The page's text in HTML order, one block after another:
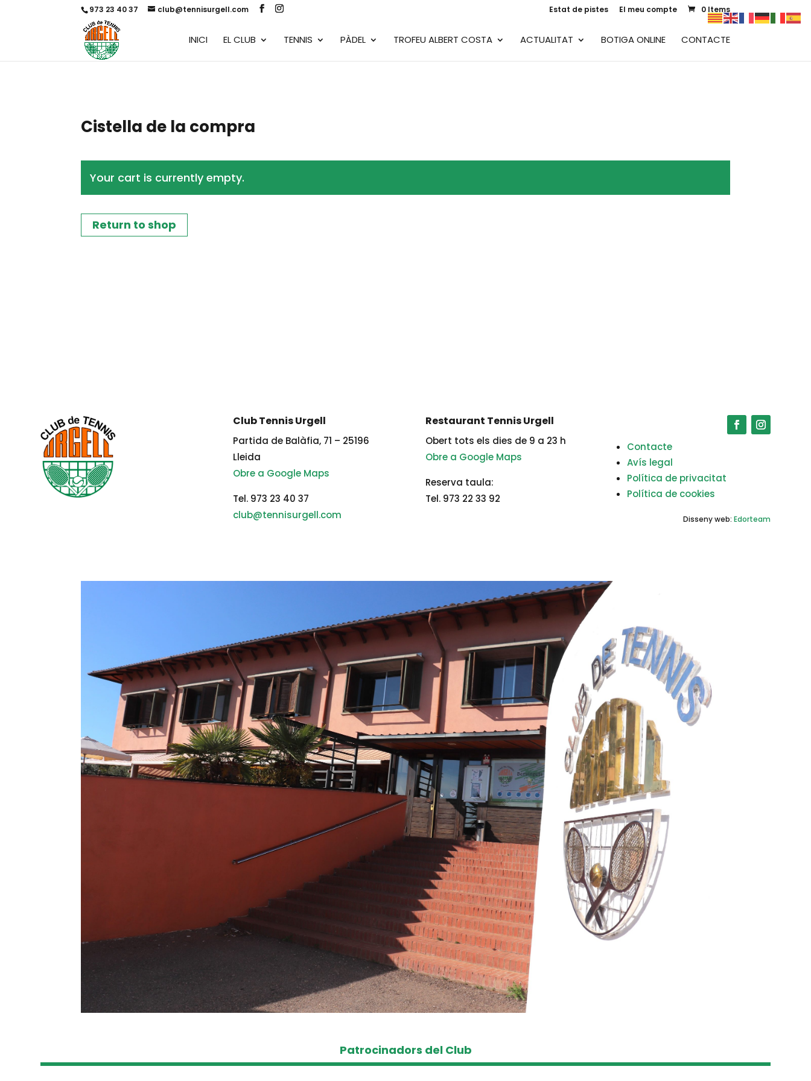
973 23 40 37 club@tennisurgell.com Estat de pistes El meu compte 0 Items
INICI EL CLUB TENNIS PÀDEL TROFEU ALBERT COSTA ACTUALITAT BOTIGA ONLINE CONTACTE
Cistella de la compra
Your cart is currently empty.
Return to shop
Club Tennis Urgell
Partida de Balàfia, 71 – 25196
Lleida
Obre a Google Maps
Tel. 973 23 40 37
club@tennisurgell.com
Restaurant Tennis Urgell
Obert tots els dies de 9 a 23 h
Obre a Google Maps
Reserva taula:
Tel. 973 22 33 92
Contacte
Avís legal
Política de privacitat
Política de cookies
Disseny web: Edorteam
Patrocinadors del Club